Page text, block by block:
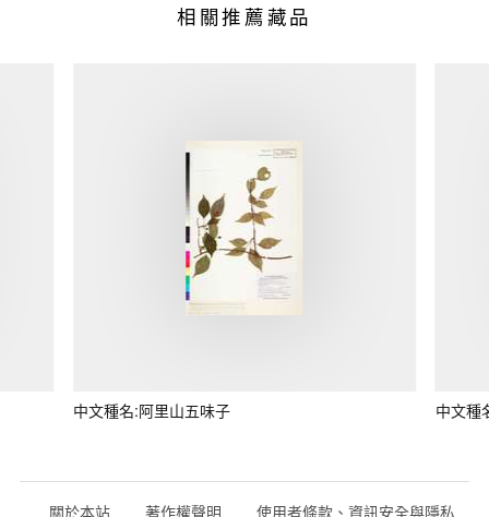
相關推薦藏品
中文種名:阿里山五味子 中文種
關於本站 著作權聲明 使用者條款、資訊安全與隱私